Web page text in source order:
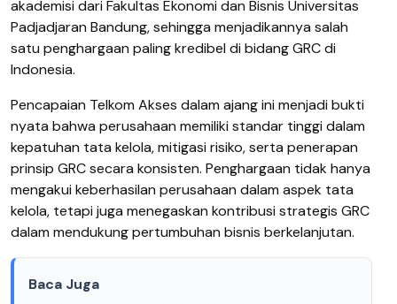
akademisi dari Fakultas Ekonomi dan Bisnis Universitas
Padjadjaran Bandung, sehingga menjadikannya salah
satu penghargaan paling kredibel di bidang GRC di
Indonesia.
Pencapaian Telkom Akses dalam ajang ini menjadi bukti
nyata bahwa perusahaan memiliki standar tinggi dalam
kepatuhan tata kelola, mitigasi risiko, serta penerapan
prinsip GRC secara konsisten. Penghargaan tidak hanya
mengakui keberhasilan perusahaan dalam aspek tata
kelola, tetapi juga menegaskan kontribusi strategis GRC
dalam mendukung pertumbuhan bisnis berkelanjutan.
Baca Juga